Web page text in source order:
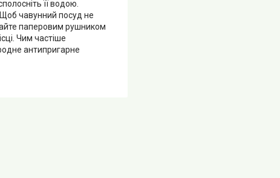
її водою.
Щоб чавунний посуд не
паперовим рушником
Чим частіше
антипригарне